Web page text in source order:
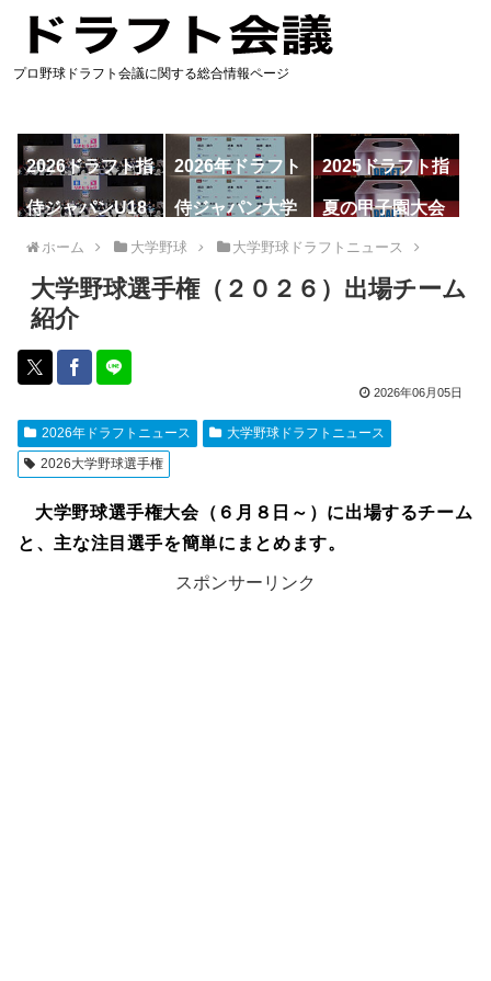
プロ野球ドラフト会議に関する総合情報ページ
2026ドラフト指
名予想
2026年ドラフト
候補
2025ドラフト指
名一覧
侍ジャパンU18
代表
侍ジャパン大学
代表
夏の甲子園大会
ホーム 大学野球 大学野球ドラフトニュース
大学野球選手権（２０２６）出場チーム
紹介
2026年06月05日
2026年ドラフトニュース
大学野球ドラフトニュース
2026大学野球選手権
大学野球選手権大会（６月８日～）に出場するチーム
と、主な注目選手を簡単にまとめます。
スポンサーリンク